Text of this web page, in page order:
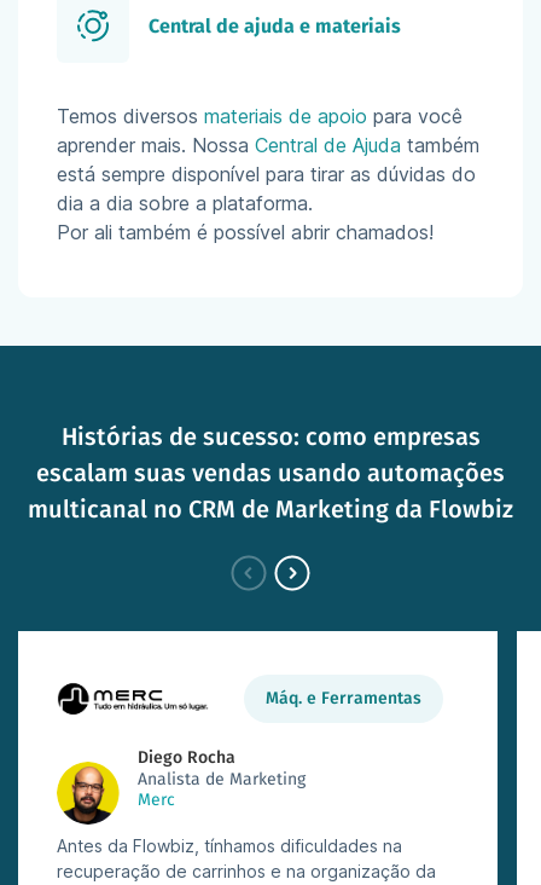
Central de ajuda e materiais
Temos diversos materiais de apoio para você
aprender mais. Nossa Central de Ajuda também
está sempre disponível para tirar as dúvidas do
dia a dia sobre a plataforma.
Por ali também é possível abrir chamados!
Histórias de sucesso: como empresas
escalam suas vendas usando automações
multicanal no CRM de Marketing da Flowbiz
Máq. e Ferramentas
Diego Rocha
Analista de Marketing
Merc
Antes da Flowbiz, tínhamos dificuldades na
recuperação de carrinhos e na organização da